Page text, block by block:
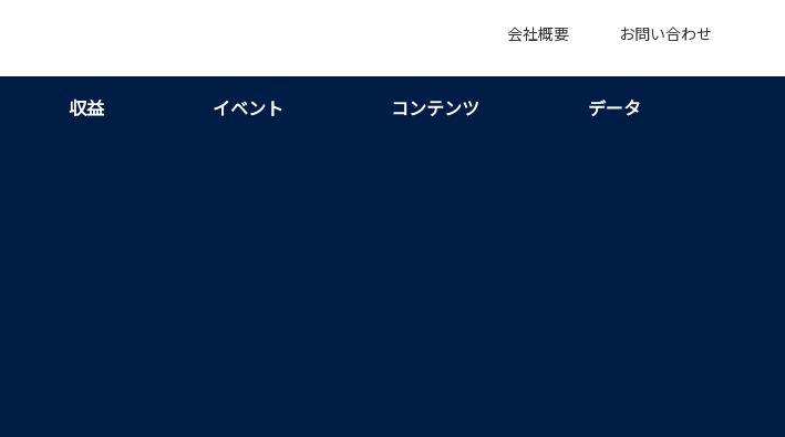
会社概要 お問い合わせ
収益 イベント コンテンツ データ